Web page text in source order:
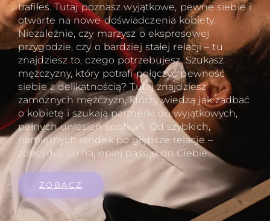
trafiłeś. Tutaj poznasz wyjątkowe, pewne siebie i
otwarte na nowe doświadczenia kobiety.
Niezależnie, czy marzysz o ekspresowej
przygodzie, czy o bardziej stałej relacji – tu
znajdziesz to, czego potrzebujesz. Szukasz
mężczyzny, który potrafi połączyć pewność
siebie z delikatnością? Tutaj znajdziesz
zamożnych mężczyzn, którzy wiedzą jak zadbać
o kobietę i szukają partnerki do wyjątkowych,
pełnych uniesień spotkań. Od szybkich,
namiętnych randek po głębsze relacje –
zdecyduj, co najlepiej pasuje do Ciebie.
ZOBACZ